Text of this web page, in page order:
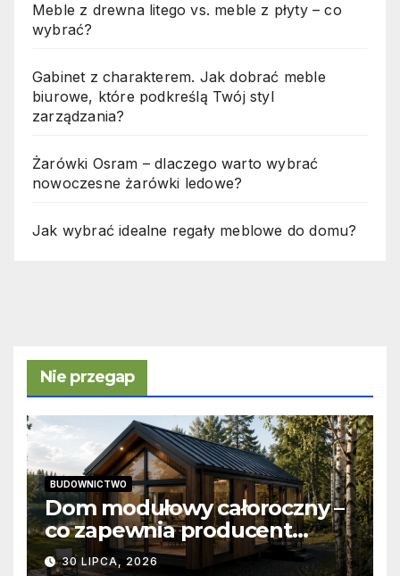
Meble z drewna litego vs. meble z płyty – co
wybrać?
Gabinet z charakterem. Jak dobrać meble
biurowe, które podkreślą Twój styl
zarządzania?
Żarówki Osram – dlaczego warto wybrać
nowoczesne żarówki ledowe?
Jak wybrać idealne regały meblowe do domu?
Nie przegap
BUDOWNICTWO
Dom modułowy całoroczny –
co zapewnia producent
domów modułowych?
30 LIPCA, 2026